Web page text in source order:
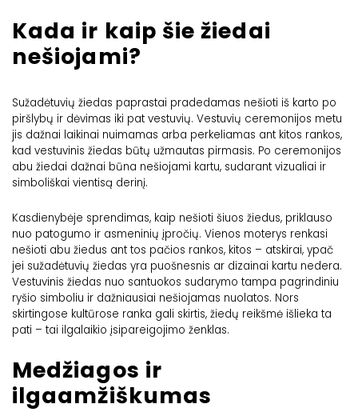
Kada ir kaip šie žiedai
nešiojami?
Sužadėtuvių žiedas paprastai pradedamas nešioti iš karto po
piršlybų ir dėvimas iki pat vestuvių. Vestuvių ceremonijos metu
jis dažnai laikinai nuimamas arba perkeliamas ant kitos rankos,
kad vestuvinis žiedas būtų užmautas pirmasis. Po ceremonijos
abu žiedai dažnai būna nešiojami kartu, sudarant vizualiai ir
simboliškai vientisą derinį.
Kasdienybėje sprendimas, kaip nešioti šiuos žiedus, priklauso
nuo patogumo ir asmeninių įpročių. Vienos moterys renkasi
nešioti abu žiedus ant tos pačios rankos, kitos – atskirai, ypač
jei sužadėtuvių žiedas yra puošnesnis ar dizainai kartu nedera.
Vestuvinis žiedas nuo santuokos sudarymo tampa pagrindiniu
ryšio simboliu ir dažniausiai nešiojamas nuolatos. Nors
skirtingose kultūrose ranka gali skirtis, žiedų reikšmė išlieka ta
pati – tai ilgalaikio įsipareigojimo ženklas.
Medžiagos ir
ilgaamžiškumas